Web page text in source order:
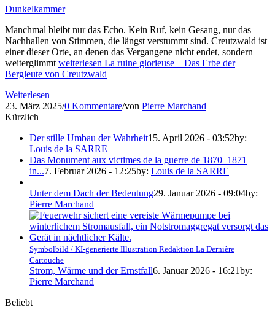
Dunkelkammer
Manchmal bleibt nur das Echo. Kein Ruf, kein Gesang, nur das
Nachhallen von Stimmen, die längst verstummt sind. Creutzwald ist
einer dieser Orte, an denen das Vergangene nicht endet, sondern
weiterglimmt weiterlesen La ruine glorieuse – Das Erbe der
Bergleute von Creutzwald
Weiterlesen
23. März 2025/0 Kommentare/von Pierre Marchand
Kürzlich
Der stille Umbau der Wahrheit15. April 2026 - 03:52by:
Louis de la SARRE
Das Monument aux victimes de la guerre de 1870–1871
in...7. Februar 2026 - 12:25by: Louis de la SARRE
Unter dem Dach der Bedeutung29. Januar 2026 - 09:04by:
Pierre Marchand
Symbolbild / KI-generierte Illustration Redaktion La Dernière
Cartouche
Strom, Wärme und der Ernstfall6. Januar 2026 - 16:21by:
Pierre Marchand
Beliebt